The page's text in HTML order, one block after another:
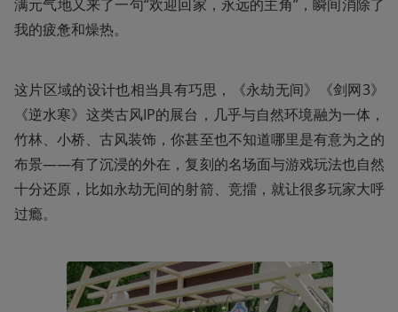
满元气地又来了一句“欢迎回家，永远的主角”，瞬间消除了
我的疲惫和燥热。
这片区域的设计也相当具有巧思，《永劫无间》《剑网3》
《逆水寒》这类古风IP的展台，几乎与自然环境融为一体，
竹林、小桥、古风装饰，你甚至也不知道哪里是有意为之的
布景——有了沉浸的外在，复刻的名场面与游戏玩法也自然
十分还原，比如永劫无间的射箭、竞擂，就让很多玩家大呼
过瘾。